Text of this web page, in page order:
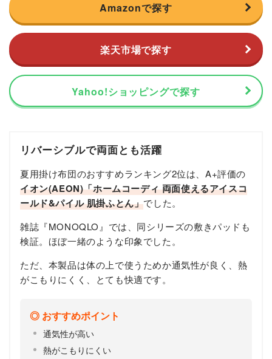
Amazonで探す
楽天市場で探す
Yahoo!ショッピングで探す
リバーシブルで両面とも活躍
夏用掛け布団のおすすめランキング2位は、A+評価の
イオン(AEON)「ホームコーディ 両面使えるアイスコ
ールド&パイル 肌掛ふとん」でした。
雑誌『MONOQLO』では、同シリーズの敷きパッドも
検証。ほぼ一緒のような印象でした。
ただ、本製品は体の上で使うためか通気性が良く、熱
がこもりにくく、とても快適です。
おすすめポイント
通気性が高い
熱がこもりにくい